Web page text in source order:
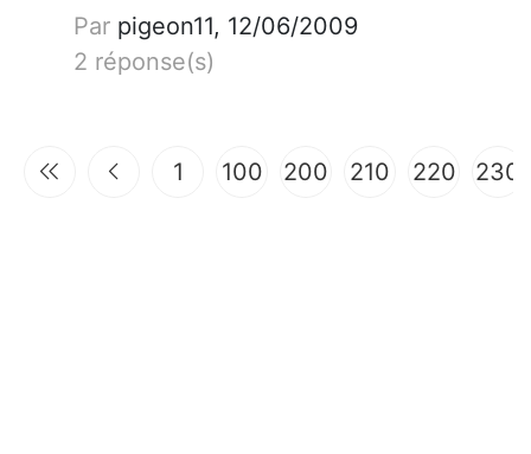
Par pigeon11, 12/06/2009
2 réponse(s)
1 100 200 210 220 230